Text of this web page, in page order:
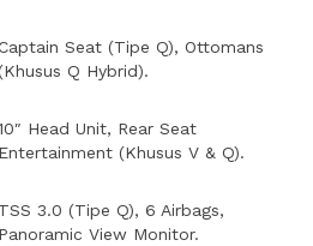
Seat (Tipe Q), Ottomans
(Khusus Q Hybrid).
Head Unit, Rear Seat
Entertainment (Khusus V & Q).
TSS 3.0 (Tipe Q), 6 Airbags,
Panoramic View Monitor.